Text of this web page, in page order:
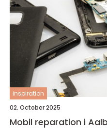
inspiration
02. October 2025
Mobil reparation i